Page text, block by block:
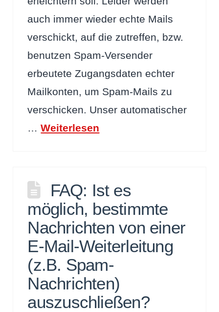
auch immer wieder echte Mails
verschickt, auf die zutreffen, bzw.
benutzen Spam-Versender
erbeutete Zugangsdaten echter
Mailkonten, um Spam-Mails zu
verschicken. Unser automatischer
…Weiterlesen
FAQ: Ist es
möglich, bestimmte
Nachrichten von einer
E-Mail-Weiterleitung
(z.B. Spam-
Nachrichten)
auszuschließen?